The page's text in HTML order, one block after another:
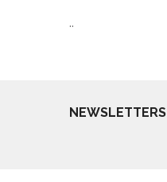
..
NEWSLETTERS